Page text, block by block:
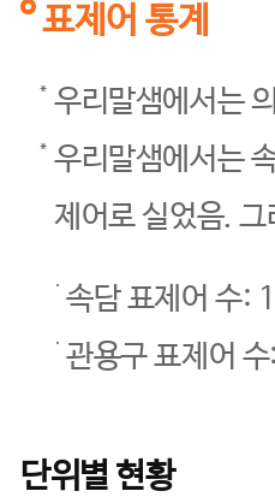
표제어 통계
우리말샘에서는
우리말샘에서는
제어로 실었음.
속담 표제어 수:
관용구 표제어
단위별 현황